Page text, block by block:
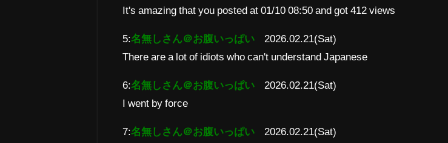
It's amazing that you posted at 01/10 08:50 and got 412 views
5:名無しさん＠お腹いっぱい
2026.02.21(Sat)
There are a lot of idiots who can't understand Japanese
6:名無しさん＠お腹いっぱい
2026.02.21(Sat)
I went by force
7:名無しさん＠お腹いっぱい
2026.02.21(Sat)